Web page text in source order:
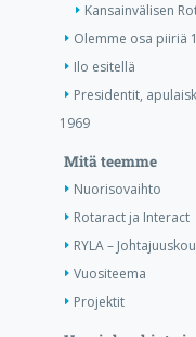
Kansainvälisen
Olemme osa piiriä
Ilo esitellä
Presidentit,
1969
Mitä teemme
Nuorisovaihto
Rotaract ja Interact
RYLA –
Vuositeema
Projektit